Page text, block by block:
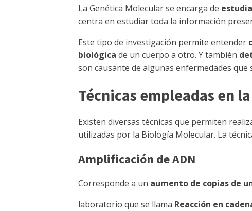
La Genética Molecular se encarga de
centra en estudiar toda la información
Este tipo de investigación permite entender
biológica de un cuerpo a otro. Y también
son causante de algunas enfermedades
Técnicas empleadas en
Existen diversas técnicas que permiten
utilizadas por la Biología Molecular. La
Amplificación de ADN
Corresponde a un aumento de copias de
laboratorio que se llama Reacción en